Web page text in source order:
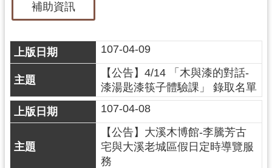
資
展
覽
便
民
服
務
補助資訊
107-04-09
【公告】4/14 「木與漆的對話-
漆湯匙漆筷子體驗課」 錄取名單
107-04-08
【公告】大溪木博館-李騰芳古
宅與大溪老城區假日定時導覽服
務